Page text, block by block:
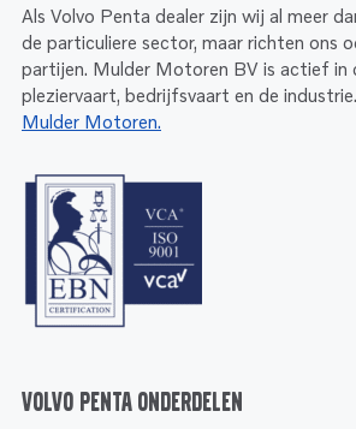
Als Volvo Penta dealer zijn wij al meer
de particuliere sector, maar richten ons
partijen. Mulder Motoren BV is actief in
pleziervaart, bedrijfsvaart en de industrie.
Mulder Motoren.
Volvo Penta onderdelen